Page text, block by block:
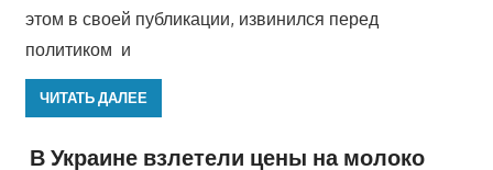
этом в своей публикации, извинился перед
политиком и
ЧИТАТЬ ДАЛЕЕ
В Украине взлетели цены на молоко